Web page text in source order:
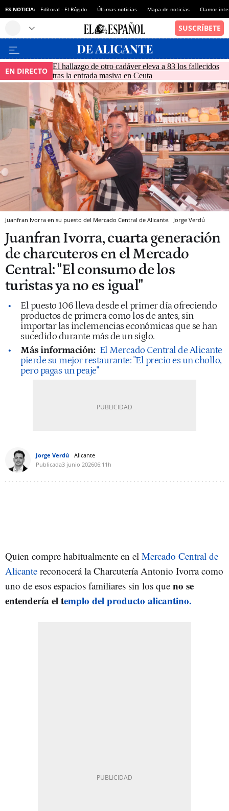
ES NOTICIA: Editoral - El Rúgido Últimas noticias Mapa de noticias Clamor
EN DIRECTO El hallazgo de otro cadáver eleva a 83 los fallecidos
tras la entrada masiva en Ceuta
Juanfran Ivorra en su puesto del Mercado Central de Alicante. Jorge Verdú
Juanfran Ivorra, cuarta generación
de charcuteros en el Mercado
Central: "El consumo de los
turistas ya no es igual"
El puesto 106 lleva desde el primer día ofreciendo
productos de primera como los de antes, sin
importar las inclemencias económicas que se han
sucedido durante más de un siglo.
Más información: El Mercado Central de Alicante
pierde su mejor restaurante: "El precio es un chollo,
pero pagas un peaje"
Jorge Verdú
Alicante
Publicada3 junio 202606:11h
Quien compre habitualmente en el Mercado Central de
Alicante reconocerá la Charcutería Antonio Ivorra como
uno de esos espacios familiares sin los que no se
entendería el templo del producto alicantino.